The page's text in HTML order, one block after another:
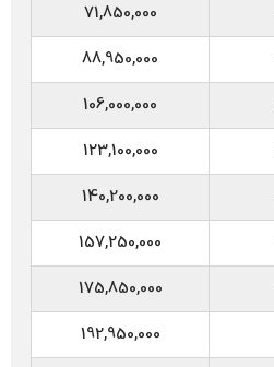
71,850,000
88,950,000
106,000,000
123,100,000
140,200,000
157,250,000
175,850,000
192,950,000